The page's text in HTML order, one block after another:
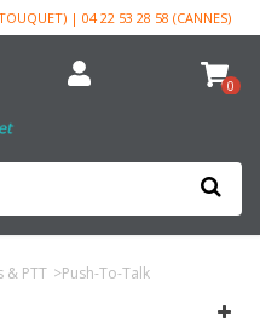
| 04 22 53 28 58 (CANNES)
0
& PTT >Push-To-Talk